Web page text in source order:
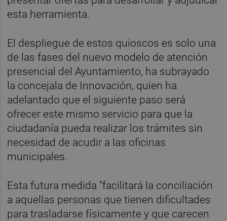
esta herramienta.
El despliegue de estos quioscos es solo una
de las fases del nuevo modelo de atención
presencial del Ayuntamiento, ha subrayado
la concejala de Innovación, quien ha
adelantado que el siguiente paso será
ofrecer este mismo servicio para que la
ciudadanía pueda realizar los trámites sin
necesidad de acudir a las oficinas
municipales.
Esta futura medida "facilitará la conciliación
a aquellas personas que tienen dificultades
para trasladarse físicamente y que carecen